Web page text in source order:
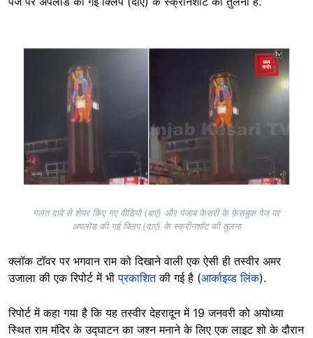
गलत दावे से शेयर किए गए वीडियो (बाएं) और पंजाब केसरी के फ़ेसबुक पेज पर
अपलोड की गई क्लिप (दाएं) के स्क्रीनशॉट की तुलना
क्लॉक टॉवर पर भगवान राम को दिखाने वाली एक ऐसी ही तस्वीर अमर
उजाला की एक रिपोर्ट में भीप्रकाशितकी गई है (आर्काइव्ड लिंक).
रिपोर्ट में कहा गया है कि यह तस्वीर देहरादून में 19 जनवरी को अयोध्या
स्थित राम मंदिर के उद्घाटन का जश्न मनाने के लिए एक लाइट शो के दौरान